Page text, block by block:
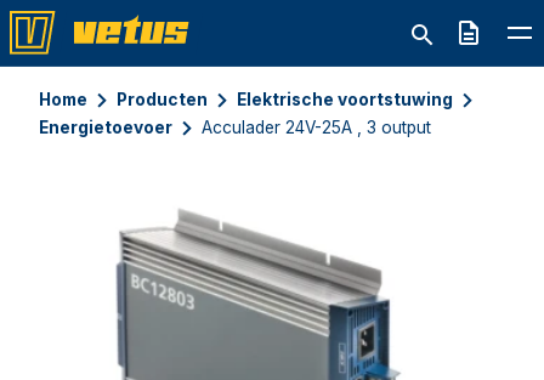
Offerte
Home Producten
Elektrische voortstuwing
Energietoevoer
Acculader 24V-25A , 3 output